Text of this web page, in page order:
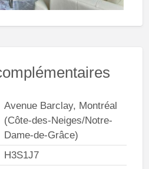
Avenue Barclay, Montréal
(Côte-des-Neiges/Notre-
Dame-de-Grâce)
H3S1J7